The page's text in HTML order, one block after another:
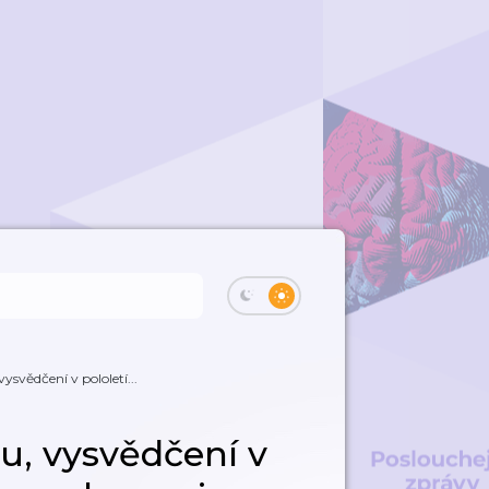
v pololetí...
vysvědčení v